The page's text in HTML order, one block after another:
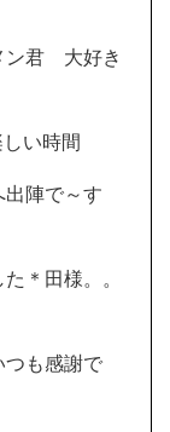
ン君 大好き
い時間
陣で～す
＊田様。。
も感謝で